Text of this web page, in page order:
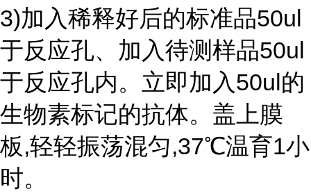
3)加入稀释好后的标准品50ul
于反应孔、加入待测样品50ul
于反应孔内。立即加入50ul的
生物素标记的抗体。盖上膜
板,轻轻振荡混匀,37℃温育1小
时。